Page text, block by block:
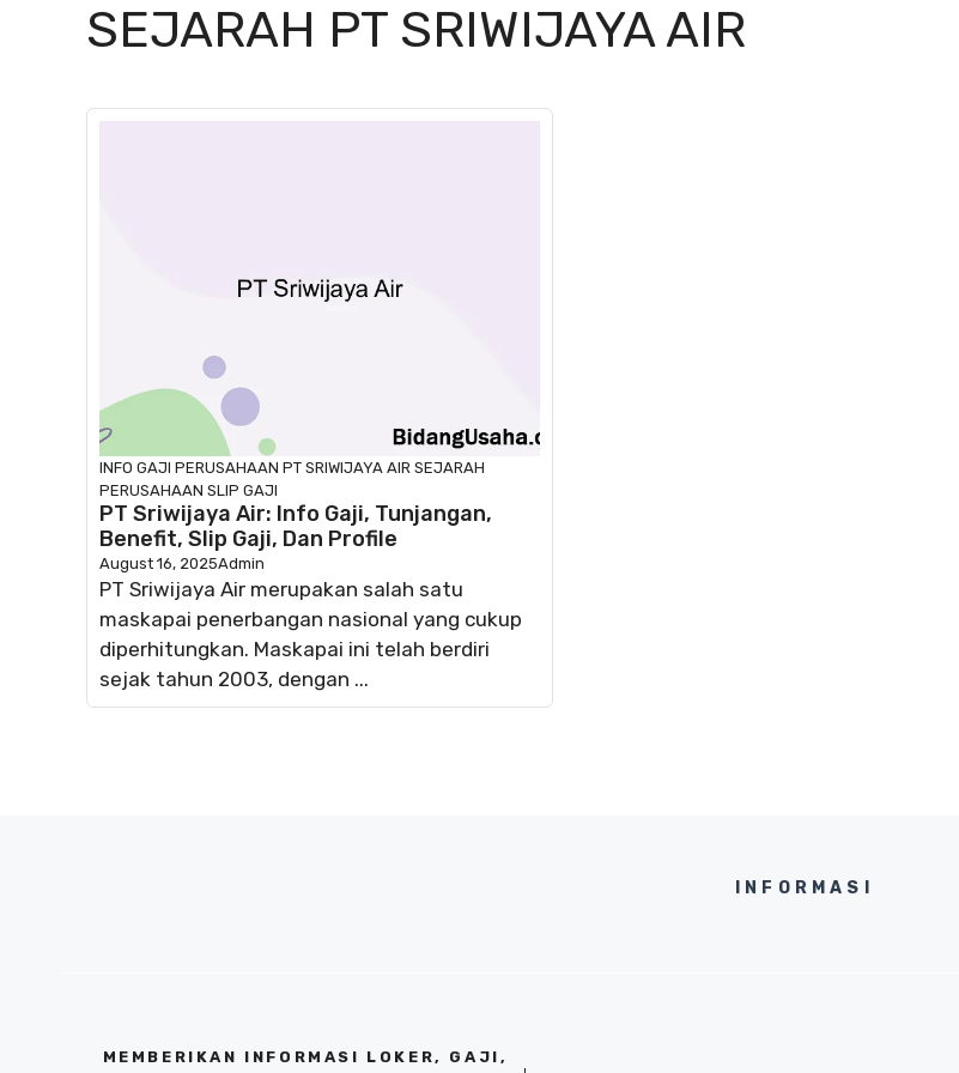
SEJARAH PT SRIWIJAYA AIR
INFO GAJI PERUSAHAAN PT SRIWIJAYA AIR SEJARAH
PERUSAHAAN SLIP GAJI
PT Sriwijaya Air: Info Gaji, Tunjangan,
Benefit, Slip Gaji, Dan Profile
August 16, 2025Admin
PT Sriwijaya Air merupakan salah satu
maskapai penerbangan nasional yang cukup
diperhitungkan. Maskapai ini telah berdiri
sejak tahun 2003, dengan ...
INFORMASI
MEMBERIKAN INFORMASI LOKER, GAJI,